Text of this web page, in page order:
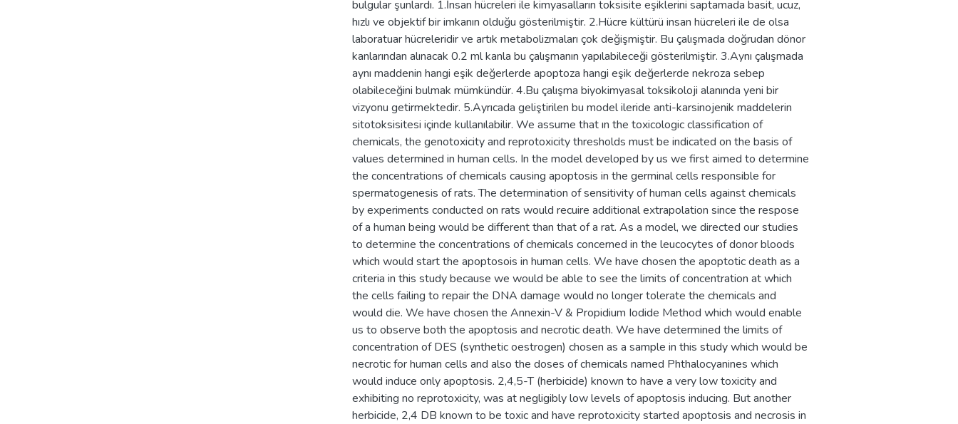
bulgular şunlardı. 1.İnsan hücreleri ile kimyasalların toksisite eşiklerini saptamada basit, ucuz,
hızlı ve objektif bir imkanın olduğu gösterilmiştir. 2.Hücre kültürü insan hücreleri ile de olsa
laboratuar hücreleridir ve artık metabolizmaları çok değişmiştir. Bu çalışmada doğrudan dönor
kanlarından alınacak 0.2 ml kanla bu çalışmanın yapılabileceği gösterilmiştir. 3.Aynı çalışmada
aynı maddenin hangi eşik değerlerde apoptoza hangi eşik değerlerde nekroza sebep
olabileceğini bulmak mümkündür. 4.Bu çalışma biyokimyasal toksikoloji alanında yeni bir
vizyonu getirmektedir. 5.Ayrıcada geliştirilen bu model ileride anti-karsinojenik maddelerin
sitotoksisitesi içinde kullanılabilir. We assume that ın the toxicologic classification of
chemicals, the genotoxicity and reprotoxicity thresholds must be indicated on the basis of
values determined in human cells. In the model developed by us we first aimed to determine
the concentrations of chemicals causing apoptosis in the germinal cells responsible for
spermatogenesis of rats. The determination of sensitivity of human cells against chemicals
by experiments conducted on rats would recuire additional extrapolation since the respose
of a human being would be different than that of a rat. As a model, we directed our studies
to determine the concentrations of chemicals concerned in the leucocytes of donor bloods
which would start the apoptosois in human cells. We have chosen the apoptotic death as a
criteria in this study because we would be able to see the limits of concentration at which
the cells failing to repair the DNA damage would no longer tolerate the chemicals and
would die. We have chosen the Annexin-V & Propidium Iodide Method which would enable
us to observe both the apoptosis and necrotic death. We have determined the limits of
concentration of DES (synthetic oestrogen) chosen as a sample in this study which would be
necrotic for human cells and also the doses of chemicals named Phthalocyanines which
would induce only apoptosis. 2,4,5-T (herbicide) known to have a very low toxicity and
exhibiting no reprotoxicity, was at negligibly low levels of apoptosis inducing. But another
herbicide, 2,4 DB known to be toxic and have reprotoxicity started apoptosis and necrosis in